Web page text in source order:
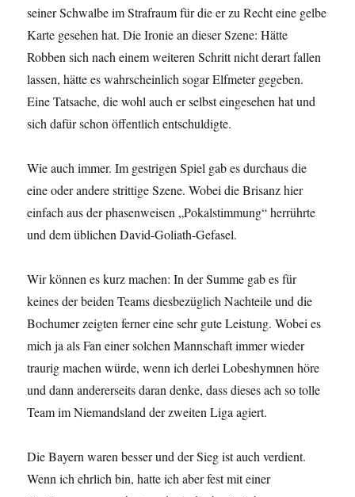
seiner Schwalbe im Strafraum für die er zu Recht eine gelbe
Karte gesehen hat. Die Ironie an dieser Szene: Hätte
Robben sich nach einem weiteren Schritt nicht derart fallen
lassen, hätte es wahrscheinlich sogar Elfmeter gegeben.
Eine Tatsache, die wohl auch er selbst eingesehen hat und
sich dafür schon öffentlich entschuldigte.
Wie auch immer. Im gestrigen Spiel gab es durchaus die
eine oder andere strittige Szene. Wobei die Brisanz hier
einfach aus der phasenweisen „Pokalstimmung“ herrührte
und dem üblichen David-Goliath-Gefasel.
Wir können es kurz machen: In der Summe gab es für
keines der beiden Teams diesbezüglich Nachteile und die
Bochumer zeigten ferner eine sehr gute Leistung. Wobei es
mich ja als Fan einer solchen Mannschaft immer wieder
traurig machen würde, wenn ich derlei Lobeshymnen höre
und dann andererseits daran denke, dass dieses ach so tolle
Team im Niemandsland der zweiten Liga agiert.
Die Bayern waren besser und der Sieg ist auch verdient.
Wenn ich ehrlich bin, hatte ich aber fest mit einer